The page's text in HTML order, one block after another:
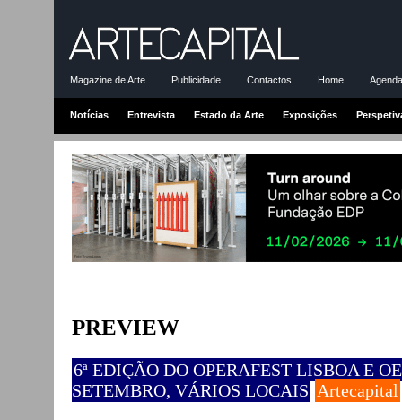
Magazine de Arte Publicidade Contactos Home
Notícias Entrevista Estado da Arte Exposições
PREVIEW
6ª EDIÇÃO DO OPERAFEST LISBOA E
SETEMBRO, VÁRIOS LOCAIS Artecapital